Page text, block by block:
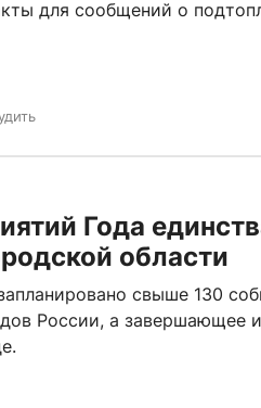
для сообщений о
Года
области
свыше 130
России, а завершающее